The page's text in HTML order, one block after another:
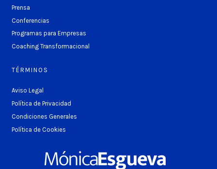
Prensa
Conferencias
Programas para Empresas
Coaching Transformacional
TÉRMINOS
Aviso Legal
Política de Privacidad
Condiciones Generales
Política de Cookies